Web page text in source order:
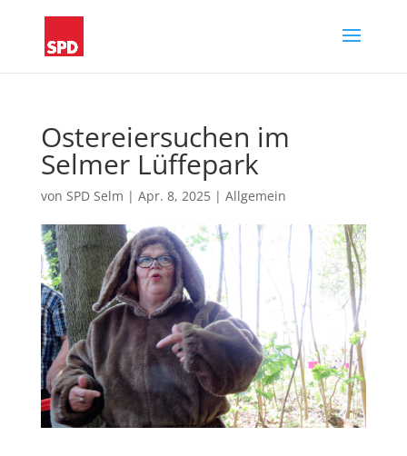
Ostereiersuchen im
Selmer Lüffepark
von SPD Selm | Apr. 8, 2025| Allgemein